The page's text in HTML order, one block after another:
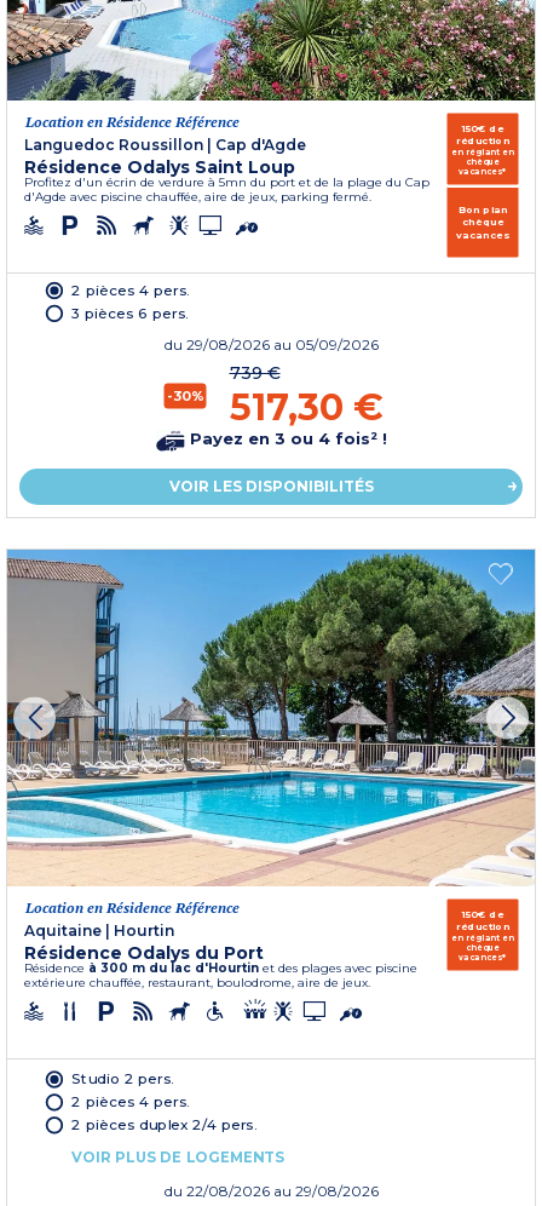
Location en Résidence Référence
Languedoc Roussillon | Cap d'Agde
Résidence Odalys Saint Loup
Profitez d'un écrin de verdure à 5mn du port et de la plage du Cap
d'Agde avec piscine chauffée, aire de jeux, parking fermé.
150€ de
réduction
en réglant en
chèque
vacances*
Bon plan
chèque
vacances
2 pièces 4 pers.
3 pièces 6 pers.
du 29/08/2026 au 05/09/2026
-30%
739 €
517,30 €
Payez en 3 ou 4 fois² !
VOIR LES DISPONIBILITÉS
Location en Résidence Référence
Aquitaine
Hourtin
Résidence Odalys du Port
Résidence à 300 m du lac d'Hourtin et des plages avec piscine
extérieure chauffée, restaurant, boulodrome, aire de jeux.
150€ de
réduction
en réglant en
chèque
vacances*
Studio 2 pers.
2 pièces 4 pers.
2 pièces duplex 2/4 pers.
VOIR PLUS DE LOGEMENTS
du 22/08/2026 au 29/08/2026